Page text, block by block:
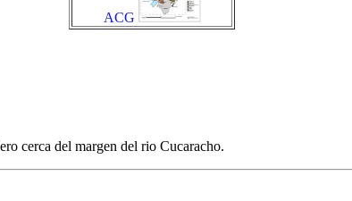
ACG
cerca del margen del rio Cucaracho.